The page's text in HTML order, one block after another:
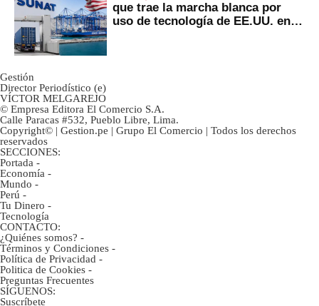
que trae la marcha blanca por
uso de tecnología de EE.UU. en
Gestión
Director Periodístico (e)
VÍCTOR MELGAREJO
© Empresa Editora El Comercio S.A.
Calle Paracas #532, Pueblo Libre, Lima.
Copyright© | Gestion.pe | Grupo El Comercio | Todos los derechos
reservados
SECCIONES:
Portada -
Economía -
Mundo -
Perú -
Tu Dinero -
Tecnología
CONTACTO:
¿Quiénes somos? -
Términos y Condiciones -
Política de Privacidad -
Politica de Cookies -
Preguntas Frecuentes
SÍGUENOS:
Suscríbete